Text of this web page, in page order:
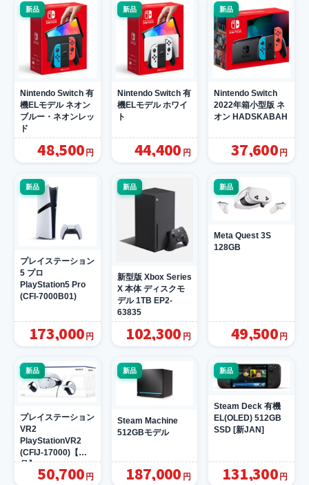
新品
Nintendo Switch 有
機ELモデル ネオン
ブルー・ネオンレッ
ド
48,500 円
新品
Nintendo Switch 有
機ELモデル ホワイ
ト
44,400 円
新品
Nintendo Switch
2022年箱小型版 ネ
オン HADSKABAH
37,600 円
新品
プレイステーション
5 プロ
PlayStation5 Pro
(CFI-7000B01)
173,000 円
新品
新型版 Xbox Series
X 本体 ディスクモ
デル 1TB EP2-
63835
102,300 円
新品
Meta Quest 3S
128GB
49,500 円
新品
プレイステーション
VR2
PlayStationVR2
(CFIJ-17000)【新
品】50,700 円
新品
Steam Machine
512GBモデル
187,000 円
新品
Steam Deck 有機
EL(OLED) 512GB
SSD [新JAN]
131,300 円